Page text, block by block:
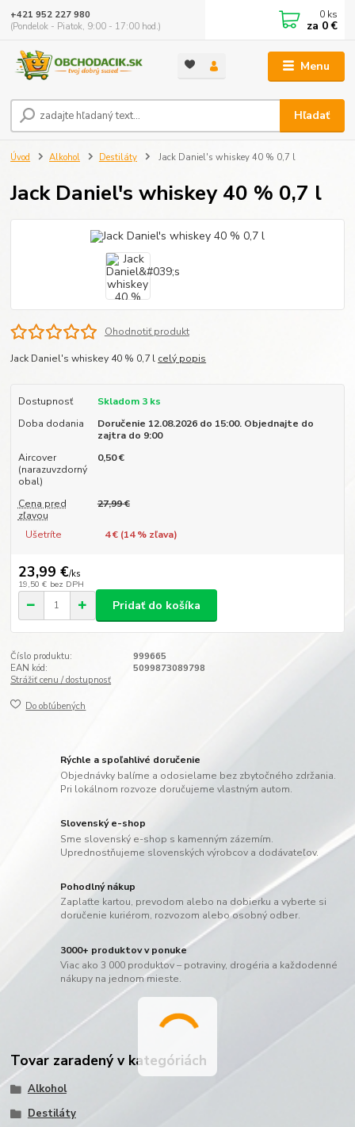
Menu
Hľadať
+421 952 227 980
(Pondelok - Piatok, 9:00 - 17:00 hod.)
0 ks
za 0 €
Úvod Alkohol Destiláty Jack Daniel's whiskey 40 % 0,7 l
Jack Daniel's whiskey 40 % 0,7 l
Ohodnotiť produkt
Jack Daniel's whiskey 40 % 0,7 l celý popis
Dostupnosť
Skladom 3 ks
Doba dodania
Doručenie 12.08.2026 do 15:00. Objednajte do
zajtra do 9:00
Aircover
(narazuvzdorný
obal)
0,50 €
Cena pred
zľavou
27,99 €
Ušetríte 4 € (14% zľava)
23,99 €/ks
19,50 € bez DPH
Pridať do košíka
Číslo produktu:
999665
EAN kód:
5099873089798
Strážiť cenu / dostupnosť
Do obľúbených
Rýchle a spoľahlivé doručenie
Objednávky balíme a odosielame bez zbytočného zdržania.
Pri lokálnom rozvoze doručujeme vlastným autom.
Slovenský e-shop
Sme slovenský e-shop s kamenným zázemím.
Uprednostňujeme slovenských výrobcov a dodávateľov.
Pohodlný nákup
Zaplaťte kartou, prevodom alebo na dobierku a vyberte si
doručenie kuriérom, rozvozom alebo osobný odber.
3000+ produktov v ponuke
Viac ako 3 000 produktov – potraviny, drogéria a každodenné
nákupy na jednom mieste.
Tovar zaradený v kategóriách
Alkohol
Destiláty